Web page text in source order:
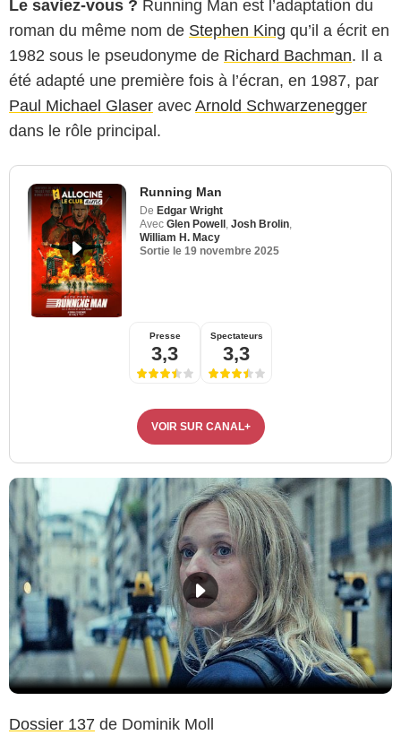
Le saviez-vous ? Running Man est l’adaptation du
roman du même nom de Stephen King qu’il a écrit en
1982 sous le pseudonyme de Richard Bachman. Il a
été adapté une première fois à l’écran, en 1987, par
Paul Michael Glaser avec Arnold Schwarzenegger
dans le rôle principal.
Running Man
De Edgar Wright
Avec Glen Powell , Josh Brolin,
William H. Macy
Sortie le 19 novembre 2025
Presse
3,3
Spectateurs
3,3
VOIR SUR CANAL+
Dossier 137 de Dominik Moll